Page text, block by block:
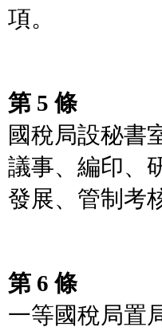
項。
第 5 條
國稅局設秘書
議事、編印、
發展、管制考
第 6 條
一等國稅局置